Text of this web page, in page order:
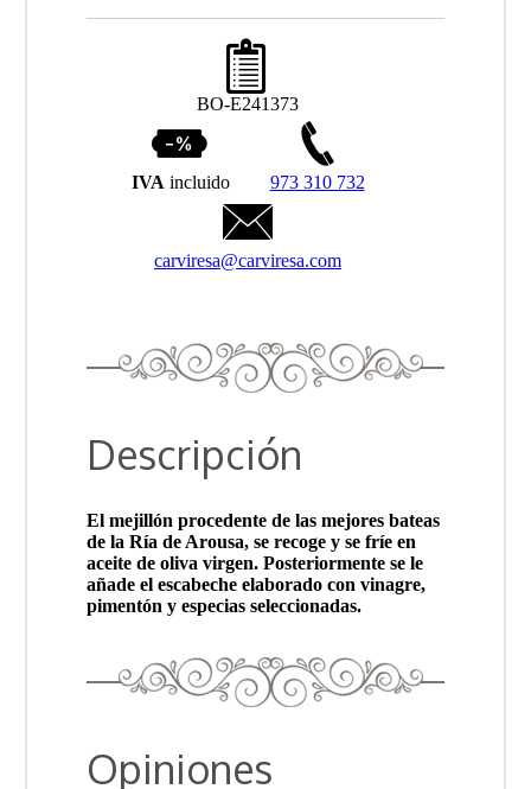
BO-E241373
IVA incluido 973 310 732
carviresa@carviresa.com
Descripción
El mejillón procedente de las mejores bateas
de la Ría de Arousa, se recoge y se fríe en
aceite de oliva virgen. Posteriormente se le
añade el escabeche elaborado con vinagre,
pimentón y especias seleccionadas.
Opiniones